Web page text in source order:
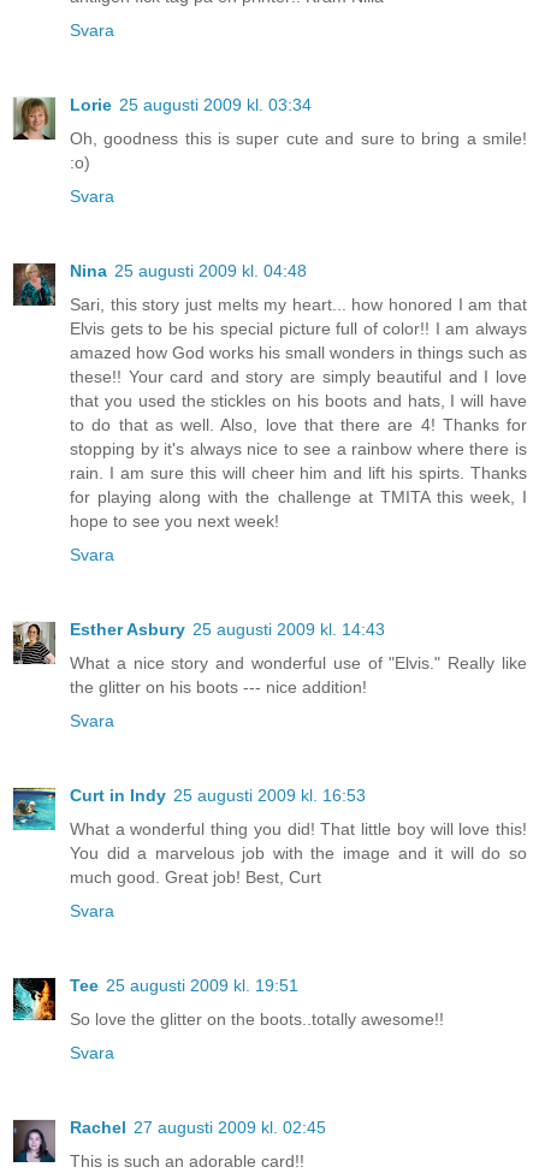
Svara
Lorie 25 augusti 2009 kl. 03:34
Oh, goodness this is super cute and sure to bring a smile!
:o)
Svara
Nina 25 augusti 2009 kl. 04:48
Sari, this story just melts my heart... how honored I am that
Elvis gets to be his special picture full of color!! I am always
amazed how God works his small wonders in things such as
these!! Your card and story are simply beautiful and I love
that you used the stickles on his boots and hats, I will have
to do that as well. Also, love that there are 4! Thanks for
stopping by it's always nice to see a rainbow where there is
rain. I am sure this will cheer him and lift his spirts. Thanks
for playing along with the challenge at TMITA this week, I
hope to see you next week!
Svara
Esther Asbury 25 augusti 2009 kl. 14:43
What a nice story and wonderful use of "Elvis." Really like
the glitter on his boots --- nice addition!
Svara
Curt in Indy 25 augusti 2009 kl. 16:53
What a wonderful thing you did! That little boy will love this!
You did a marvelous job with the image and it will do so
much good. Great job! Best, Curt
Svara
Tee 25 augusti 2009 kl. 19:51
So love the glitter on the boots..totally awesome!!
Svara
Rachel 27 augusti 2009 kl. 02:45
This is such an adorable card!!